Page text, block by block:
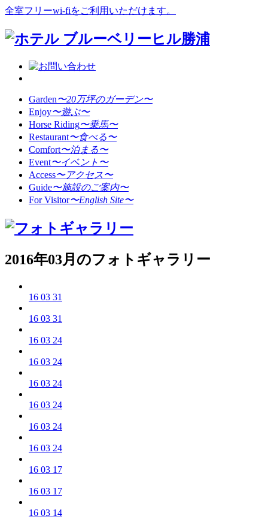
全室フリーwi-fiをご利用いただけます。
Garden〜20万坪のガーデン〜
Enjoy〜遊ぶ〜
Horse Riding〜乗馬〜
Restaurant〜食べる〜
Comfort〜泊まる〜
Event〜イベント〜
Access〜アクセス〜
Guide〜施設のご案内〜
For Visitor〜English Site〜
2016年03月のフォトギャラリー
16 03 31
16 03 31
16 03 24
16 03 24
16 03 24
16 03 24
16 03 24
16 03 24
16 03 17
16 03 17
16 03 14